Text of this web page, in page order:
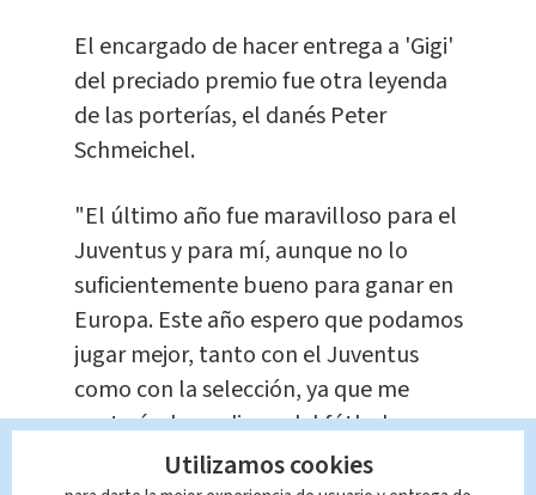
El encargado de hacer entrega a 'Gigi'
del preciado premio fue otra leyenda
de las porterías, el danés Peter
Schmeichel.
"El último año fue maravilloso para el
Juventus y para mí, aunque no lo
suficientemente bueno para ganar en
Europa. Este año espero que podamos
jugar mejor, tanto con el Juventus
como con la selección, ya que me
gustaría despedirme del fútbol con
una victoria bonita", concluyó Buffon.
Utilizamos cookies